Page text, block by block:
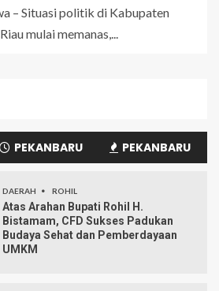
– Situasi politik di Kabupaten
mulai memanas,...
PEKANBARU PEKANBARU
DAERAH ROHIL
Atas Arahan Bupati Rohil H.
Bistamam, CFD Sukses Padukan
Budaya Sehat dan Pemberdayaan
UMKM